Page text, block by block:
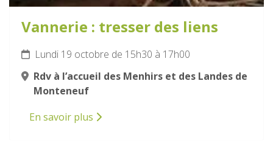
Vannerie : tresser des liens
Lundi 19 octobre de 15h30 à 17h00
Rdv à l’accueil des Menhirs et des Landes de
Monteneuf
En savoir plus